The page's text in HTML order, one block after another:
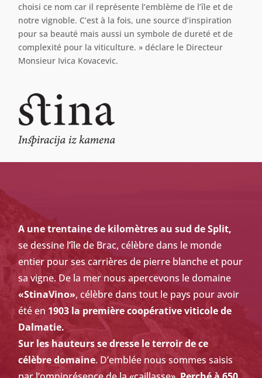
choisi ce nom car il représente l’emblème de l’île et de
notre vignoble. C’est à la fois, une source d’inspiration
pour sa beauté mais aussi un symbole de dureté et de
complexité pour la viticulture. » déclare le Directeur
Monsieur Ivica Kovacevic.
A une trentaine de kilomètres au sud de Split,
se dessine l’île de Brac, célèbre dans le monde
entier pour ses carrières de pierre blanche et pour
sa vigne. De la mer nous apercevons le domaine
«StinaVino», célèbre dans tout le pays pour avoir
été en 1903 la première coopérative viticole de
Dalmatie.
Sur les hauteurs se dresse le terroir de ce
célèbre domaine. D’emblée nous sommes saisis